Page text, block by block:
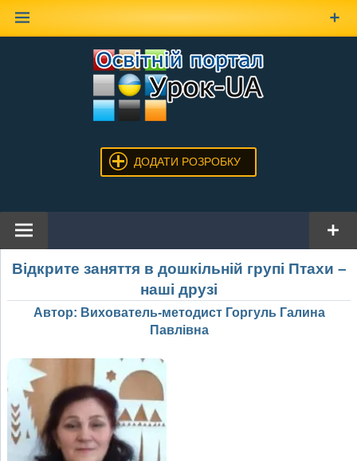
ДОДАТИ РОЗРОБКУ
Відкрите заняття в дошкільній групі Птахи –
наші друзі
Автор: Вихователь-методист Горгуль Галина
Павлівна